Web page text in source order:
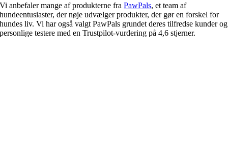
Vi anbefaler mange af produkterne fraPawPals, et team af
hundeentusiaster, der nøje udvælger produkter, der gør en forskel for
hundes liv. Vi har også valgt PawPals grundet deres tilfredse kunder og
personlige testere med en Trustpilot-vurdering på 4,6 stjerner.